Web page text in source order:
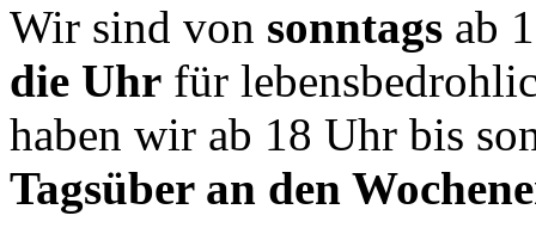
Wir sind von sonntags ab
die Uhr für
haben wir ab 18 Uhr bis
Tagsüber an den